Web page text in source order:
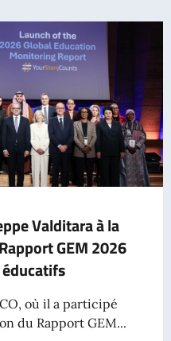
Valditara à la
GEM 2026
où il a participé
du Rapport GEM...